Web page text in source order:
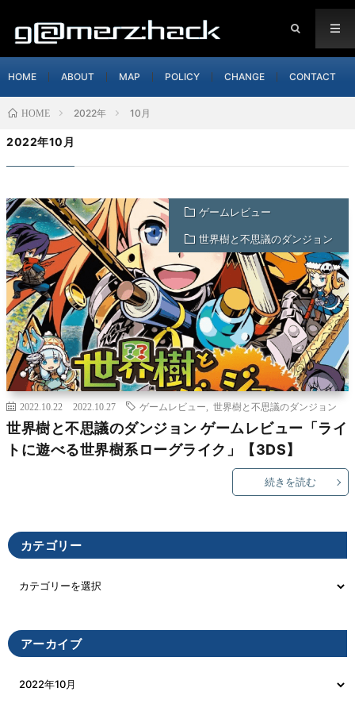
HOME ABOUT MAP POLICY CHANGE CONTACT
HOME 2022年 10月
2022年10月
ゲームレビュー
世界樹と不思議のダンジョン
2022.10.22 2022.10.27 ゲームレビュー 世界樹と不思議のダンジョン
世界樹と不思議のダンジョン ゲームレビュー「ライ
トに遊べる世界樹系ローグライク」【3DS】
続きを読む
カテゴリー
アーカイブ